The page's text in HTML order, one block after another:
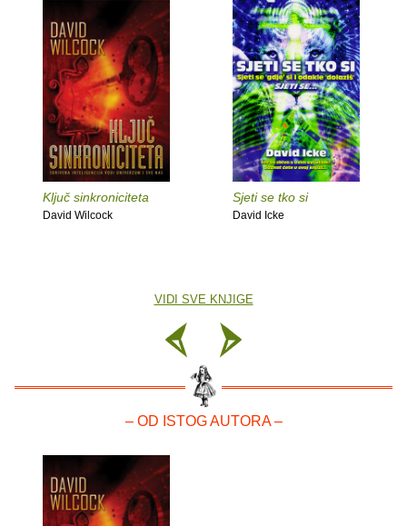
Ključ sinkroniciteta
David Wilcock
Sjeti se tko si
David Icke
VIDI SVE KNJIGE
– OD ISTOG AUTORA –